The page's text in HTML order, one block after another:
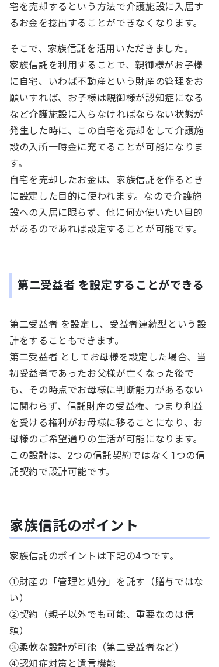
宅を売却するという方法で介護施設に入居す
るお金を捻出することができなくなります。
そこで、家族信託を活用いただきました。
家族信託を利用することで、親御様がお子様
に自宅、いわば不動産という財産の管理をお
願いすれば、お子様は親御様が認知症になる
など介護施設に入らなければならない状態が
発生した時に、この自宅を売却をして介護施
設の入所一時金に充てることが可能になりま
す。
自宅を売却したお金は、家族信託を作るとき
に設定した目的に使われます。なので介護施
設への入居に限らず、他に何か使いたい目的
があるのであれば設定することが可能です。
第二受益者 を設定することができる
第二受益者 を設定し、受益者連続型という設
計をすることもできます。
第二受益者 としてお母様を設定した場合、当
初受益者であったお父様が亡くなった後で
も、その時点でお母様に判断能力があるない
に関わらず、信託財産の受益権、つまり利益
を受ける権利がお母様に移ることになり、お
母様のご希望通りの生活が可能になります。
この設計は、2つの信託契約ではなく1つの信
託契約で設計可能です。
家族信託のポイント
家族信託のポイントは下記の4つです。
①財産の「管理と処分」を託す（贈与ではな
い）
②契約（親子以外でも可能、重要なのは信
頼）
③柔軟な設計が可能（第二受益者など）
④認知症対策と遺言機能